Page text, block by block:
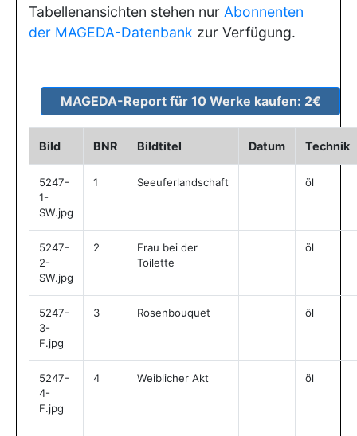
Tabellenansichten stehen nur Abonnenten
der MAGEDA-Datenbank zur Verfügung.
Bild BNR Bildtitel Datum Technik
5247-
1-
SW.jpg
1 Seeuferlandschaft öl
5247-
2-
SW.jpg
2
Frau bei der
Toilette
öl
5247-
3-
F.jpg
3 Rosenbouquet öl
5247-
4-
F.jpg
4 Weiblicher Akt öl